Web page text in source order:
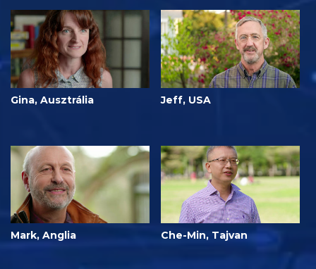
Gina, Ausztrália Jeff, USA
Mark, Anglia Che-Min, Tajvan